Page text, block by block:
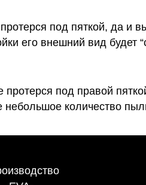
под пяткой, да и
его внешний вид будет
протерся под правой
количество